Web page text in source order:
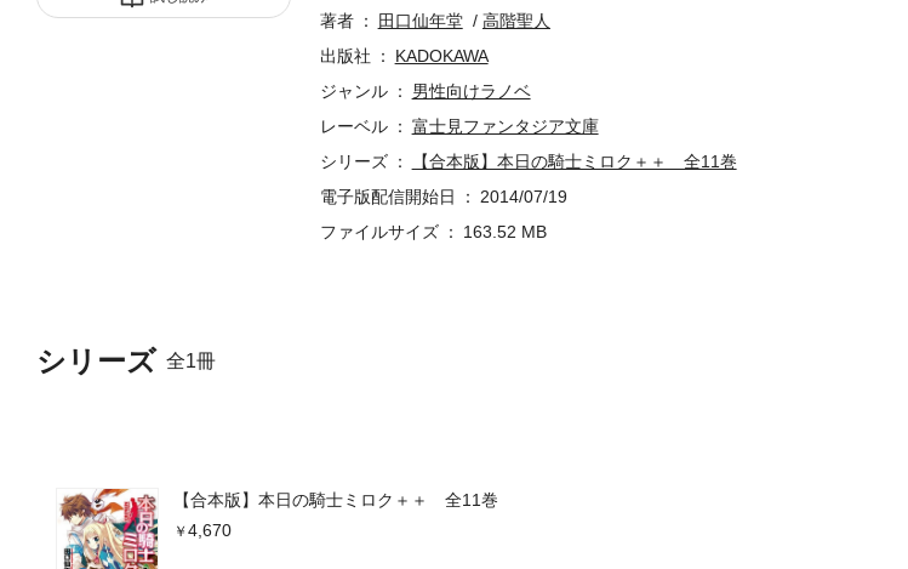
シリーズ 全1冊
【合本版】本日の騎士ミロク＋＋ 全11巻
4,670
命じられた俺はブチ切れて―。田口仙年堂が描くハートフルファンタジー！
日の騎士ミロク＋」も入った完全版です！ 特典として高階聖人の描くカバ
録した合本形式での配信となります。あらかじめご了承ください。
著者 田口仙年堂
高階聖人
出版社
KADOKAWA
ジャンル
男性向けラノベ
レーベル
富士見ファンタジア文庫
シリーズ
【合本版】本日の騎士ミロク＋＋ 全11巻
電子版配信開始日
2014/07/19
ファイルサイズ
163.52 MB